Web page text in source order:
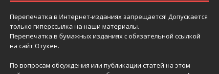
Перепечатка в Интернет-изданиях запрещается! Допускается
только гиперссылка на наши материалы.
Перепечатка в бумажных изданиях с обязательной ссылкой
на сайт Отукен.
По вопросам обсуждения или публикации статей на этом